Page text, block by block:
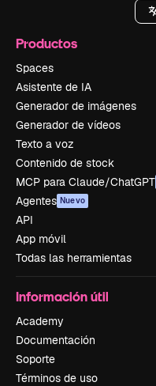
Productos
Spaces
Asistente de IA
Generador de imágenes
Generador de vídeos
Texto a voz
Contenido de stock
MCP para Claude/ChatGPT
Agentes Nuevo
API
App móvil
Todas las herramientas
Información útil
Academy
Documentación
Soporte
Términos de uso